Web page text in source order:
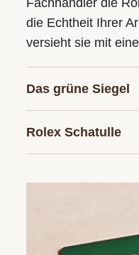
Fachhändler die
die Echtheit Ihrer
versieht sie mit
Das grüne Siegel
Rolex Schatulle